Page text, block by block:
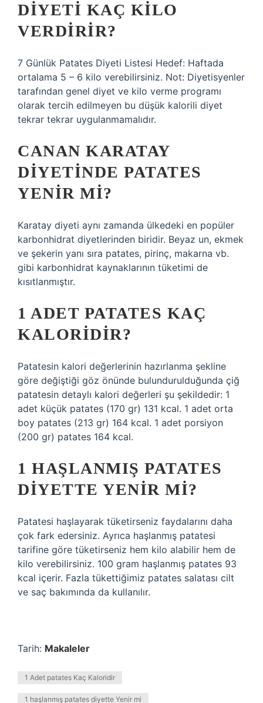
DIYETI KAÇ KILO
VERDIRIR?
7 Günlük Patates Diyeti Listesi Hedef: Haftada
ortalama 5 – 6 kilo verebilirsiniz. Not: Diyetisyenler
tarafından genel diyet ve kilo verme programı
olarak tercih edilmeyen bu düşük kalorili diyet
tekrar tekrar uygulanmamalıdır.
CANAN KARATAY
DIYETINDE PATATES
YENIR MI?
Karatay diyeti aynı zamanda ülkedeki en popüler
karbonhidrat diyetlerinden biridir. Beyaz un, ekmek
ve şekerin yanı sıra patates, pirinç, makarna vb.
gibi karbonhidrat kaynaklarının tüketimi de
kısıtlanmıştır.
1 ADET PATATES KAÇ
KALORIDIR?
Patatesin kalori değerlerinin hazırlanma şekline
göre değiştiği göz önünde bulundurulduğunda çiğ
patatesin detaylı kalori değerleri şu şekildedir: 1
adet küçük patates (170 gr) 131 kcal. 1 adet orta
boy patates (213 gr) 164 kcal. 1 adet porsiyon
(200 gr) patates 164 kcal.
1 HAŞLANMIŞ PATATES
DIYETTE YENIR MI?
Patatesi haşlayarak tüketirseniz faydalarını daha
çok fark edersiniz. Ayrıca haşlanmış patatesi
tarifine göre tüketirseniz hem kilo alabilir hem de
kilo verebilirsiniz. 100 gram haşlanmış patates 93
kcal içerir. Fazla tükettiğimiz patates salatası cilt
ve saç bakımında da kullanılır.
Tarih: Makaleler
1 Adet patates Kaç Kaloridir
1 haşlanmış patates diyette Yenir mi